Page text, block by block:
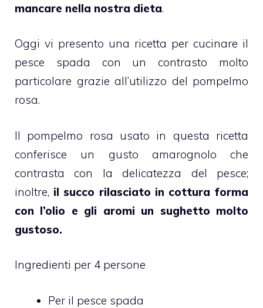
mancare nella nostra dieta.
Oggi vi presento una ricetta per cucinare il
pesce spada con un contrasto molto
particolare grazie all’utilizzo del pompelmo
rosa.
Il pompelmo rosa usato in questa ricetta
conferisce un gusto amarognolo che
contrasta con la delicatezza del pesce;
inoltre, il succo rilasciato in cottura forma
con l’olio e gli aromi un sughetto molto
gustoso.
Ingredienti per 4 persone
Per il pesce spada